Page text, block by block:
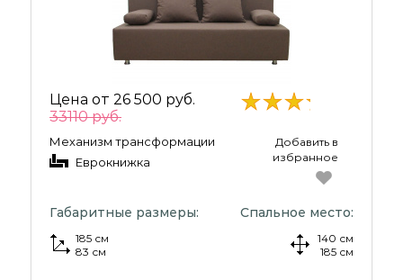
Цена от 26 500 руб.
33110 руб.
Механизм трансформации
Еврокнижка
Добавить в
избранное
Габаритные размеры:
185 см
83 см
Спальное место:
140 см
185 см